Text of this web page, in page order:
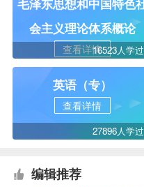
毛泽东思想和中国特色
会主义理论体系概论
查看详情16523人学过
英语（专）
查看详情
27896人学过
编辑推荐